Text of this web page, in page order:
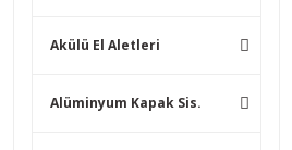
Akülü El Aletleri
Alüminyum Kapak Sis.